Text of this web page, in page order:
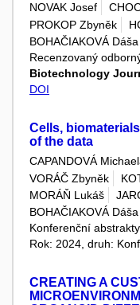
NOVAK Josef
PROKOP Zbyněk
BOHAČIAKOVÁ Dáša
Recenzovaný
Biotechnology
DOI
Cells,
of the data
CAPANDOVÁ
VORÁČ Zbyněk
MORÁŇ Lukáš
BOHAČIAKOVÁ Dáša
Konferenční abstrakty
Rok: 2024, druh:
CREATING A